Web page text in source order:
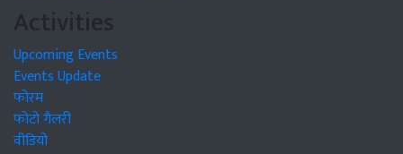
Activities
Upcoming Events
Events Update
फोरम
फोटो गैलरी
वीडियो